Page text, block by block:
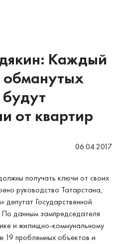
Каждый
обманутых
от квартир
06.04.2017
получать ключи от своих
руководство Татарстана,
Государственной
данным зампредседателя
и жилищно-коммунальному
19 проблемных объектов и